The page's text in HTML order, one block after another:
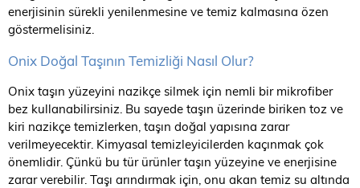
enerjisinin sürekli yenilenmesine ve temiz kalmasına özen
göstermelisiniz.
Onix Doğal Taşının Temizliği Nasıl Olur?
Onix taşın yüzeyini nazikçe silmek için nemli bir mikrofiber
bez kullanabilirsiniz. Bu sayede taşın üzerinde biriken toz ve
kiri nazikçe temizlerken, taşın doğal yapısına zarar
verilmeyecektir. Kimyasal temizleyicilerden kaçınmak çok
önemlidir. Çünkü bu tür ürünler taşın yüzeyine ve enerjisine
zarar verebilir. Taşı arındırmak için, onu akan temiz su altında